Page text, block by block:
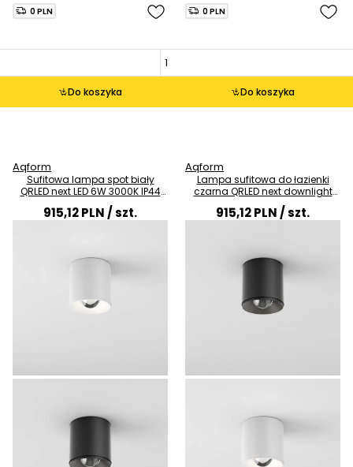
Do koszyka
0 PLN
Aqform
Sufitowa lampa spot biały
QRLED next LED 6W 3000K IP44
łazienkowy downlight 47063-
L930-W3-00-13
915,12 PLN/ szt.
Do koszyka
0 PLN
Aqform
Lampa sufitowa do łazienki
czarna QRLED next downlight
LED 6W 3000K spot IP44 47063-
L930-W3-00-12
915,12 PLN/ szt.